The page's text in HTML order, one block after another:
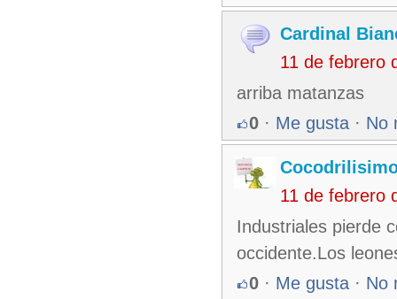
Cardinal
11 de febrero
arriba matanzas
0 · Me gusta · No
11 de febrero
Industriales pierde
occidente.Los
0 · Me gusta · No